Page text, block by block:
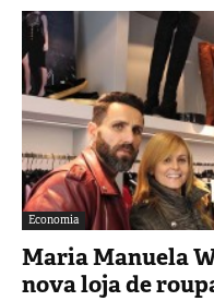
Economia
Maria Manuela
nova loja de